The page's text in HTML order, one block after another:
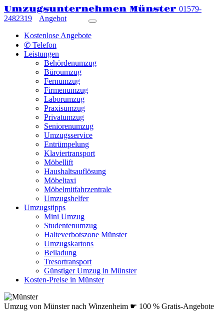
Umzugsunternehmen Münster 01579-
2482319
Angebot
Kostenlose Angebote
✆ Telefon
Leistungen
Behördenumzug
Büroumzug
Fernumzug
Firmenumzug
Laborumzug
Praxisumzug
Privatumzug
Seniorenumzug
Umzugsservice
Entrümpelung
Klaviertransport
Möbellift
Haushaltsauflösung
Möbeltaxi
Möbelmitfahrzentrale
Umzugshelfer
Umzugstipps
Mini Umzug
Studentenumzug
Halteverbotszone Münster
Umzugskartons
Beiladung
Tresortransport
Günstiger Umzug in Münster
Kosten-Preise in Münster
Umzug von Münster nach Winzenheim ☛ 100 % Gratis-Angebote